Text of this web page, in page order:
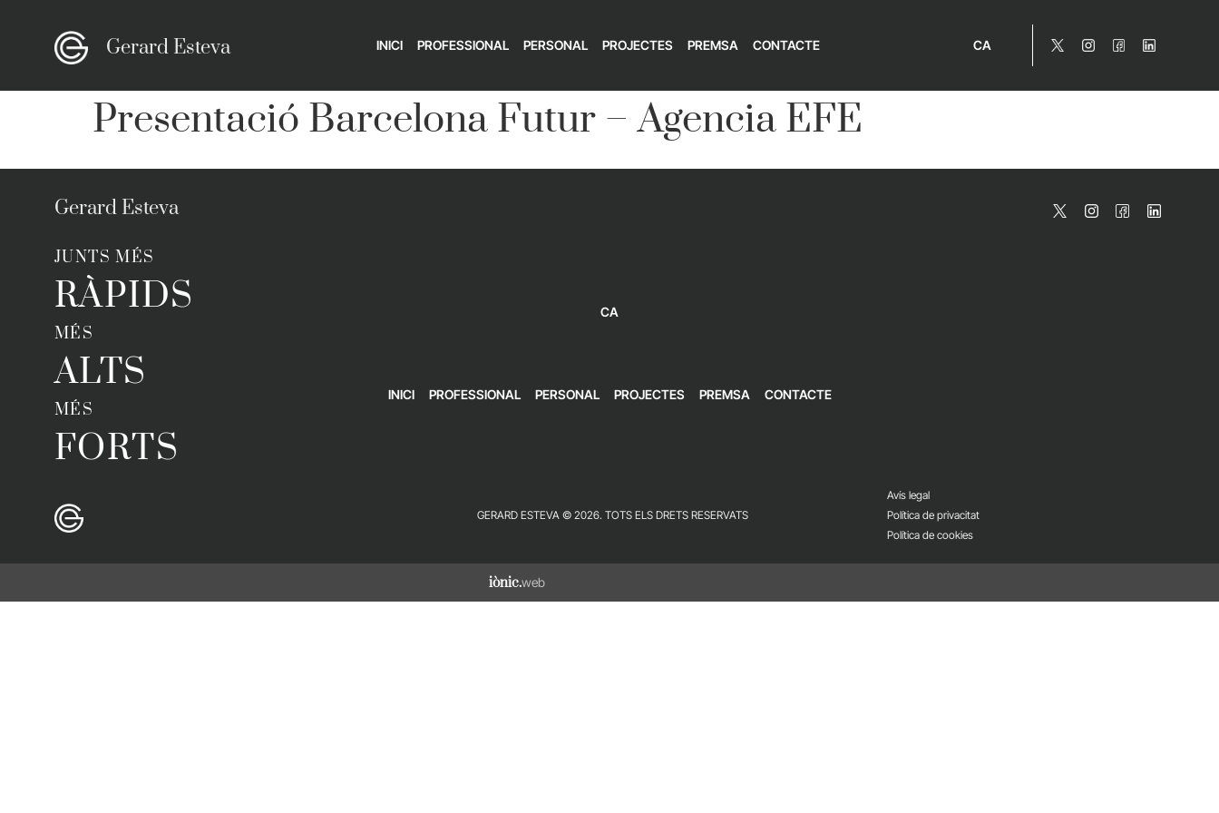
Gerard Esteva INICI PROFESSIONAL PERSONAL PROJECTES PREMSA CONTACTE CA
Presentació Barcelona Futur – Agencia EFE
Gerard Esteva
JUNTS MÉS
RÀPIDS
MÉS
ALTS
MÉS
FORTS
CA
INICI PROFESSIONAL PERSONAL PROJECTES PREMSA CONTACTE
GERARD ESTEVA © 2026. TOTS ELS DRETS RESERVATS
Avís legal
Política de privacitat
Política de cookies
iònic.web